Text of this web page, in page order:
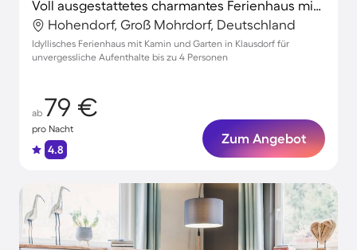
Voll ausgestattetes charmantes Ferienhaus mit Terrasse und Garten | Naturblick
Hohendorf, Groß Mohrdorf, Deutschland
Idyllisches Ferienhaus mit Kamin und Garten in Klausdorf für
unvergessliche Aufenthalte bis zu 4 Personen
ab 79 €
pro Nacht
4.8
Zum Angebot